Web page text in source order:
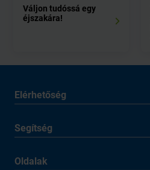
Váljon tudóssá egy
éjszakára!
Elérhetőség
Segítség
Oldalak